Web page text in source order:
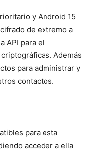
y Android 15
de extremo a
API para el
Además
para administrar y
contactos.
para esta
acceder a ella